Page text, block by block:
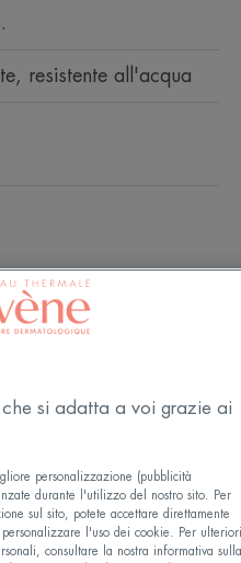
resistente all'acqua
si adatta a voi grazie ai
personalizzazione (pubblicità
durante l'utilizzo del nostro sito. Per
sul sito, potete accettare direttamente
l'uso dei cookie. Per
consultare la nostra informativa